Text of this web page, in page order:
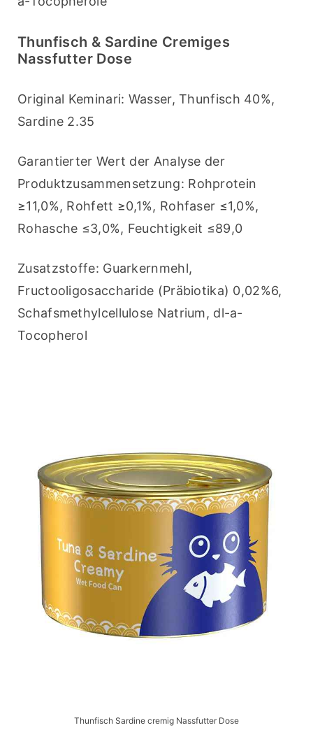
Thunfisch & Sardine Cremiges
Nassfutter Dose
Original Keminari: Wasser, Thunfisch 40%,
Sardine 2.35
Garantierter Wert der Analyse der
Produktzusammensetzung: Rohprotein
≥11,0%, Rohfett ≥0,1%, Rohfaser ≤1,0%,
Rohasche ≤3,0%, Feuchtigkeit ≤89,0
Zusatzstoffe: Guarkernmehl,
Fructooligosaccharide (Präbiotika) 0,02%6,
Schafsmethylcellulose Natrium, dl-a-
Tocopherol
Thunfisch Sardine cremig Nassfutter Dose